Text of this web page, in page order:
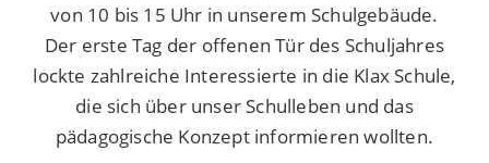
von 10 bis 15 Uhr in unserem Schulgebäude.
Der erste Tag der offenen Tür des Schuljahres
lockte zahlreiche Interessierte in die Klax Schule,
die sich über unser Schulleben und das
pädagogische Konzept informieren wollten.